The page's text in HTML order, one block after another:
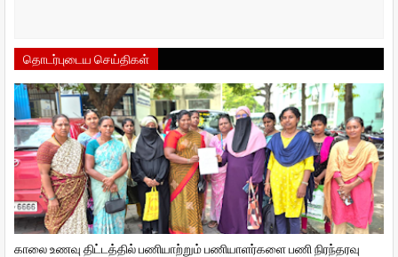
தொடர்புடைய செய்திகள்
காலை உணவு திட்டத்தில் பணியாற்றும் பணியாளர்களை பணி நிரந்தரவு